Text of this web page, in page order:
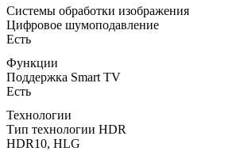
Системы обработки изображения
Цифровое шумоподавление
Есть
Функции
Поддержка Smart TV
Есть
Технологии
Тип технологии HDR
HDR10, HLG